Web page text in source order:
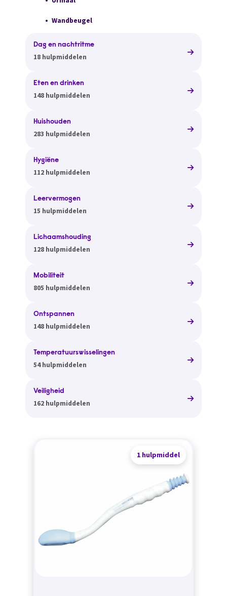
Wandbeugel
Dag en nachtritme
18 hulpmiddelen
Eten en drinken
148 hulpmiddelen
Huishouden
283 hulpmiddelen
Hygiëne
112 hulpmiddelen
Leervermogen
15 hulpmiddelen
Lichaamshouding
128 hulpmiddelen
Mobiliteit
805 hulpmiddelen
Ontspannen
148 hulpmiddelen
Temperatuurswisselingen
54 hulpmiddelen
Veiligheid
162 hulpmiddelen
1 hulpmiddel